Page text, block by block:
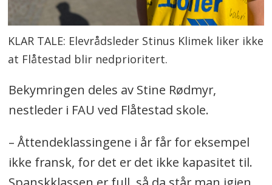
KLAR TALE: Elevrådsleder Stinus Klimek liker ikke
at Flåtestad blir nedprioritert.
Bekymringen deles av Stine Rødmyr,
nestleder i FAU ved Flåtestad skole.
– Åttendeklassingene i år får for eksempel
ikke fransk, for det er det ikke kapasitet til.